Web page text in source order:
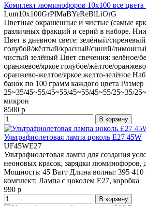
Комплект люминофоров 10х100 все цвета
Lum10x100GrPlMaBYeReBlLiOrG
Цветные окрашенные и чистые (самые
различных фракций и серий в наборе.
Цвет в дневном свете: зелёный/
голубой/жёлтый/красный/синий/
чистый зелёный Цвет свечения: зелёное/
оранжевое/яркое голубое/жёлтое/
оранжево-желтое/яркое желто-зелёное
банок по 100 грамм каждого цвета Размер
25~35/45~55/45~55/45~55/45~55/25~35/
микрон
8500 р
В корзину
Ультрафиолетовая лампа цоколь E27 45W
UF45WE27
Ультрафиолетовая лампа для создания
неоновых красок, зарядки люминофоров,
Мощность: 45 Ватт Длина волны: 395-410
комплект: Лампа с цоколем E27, коробка
990 р
В корзину